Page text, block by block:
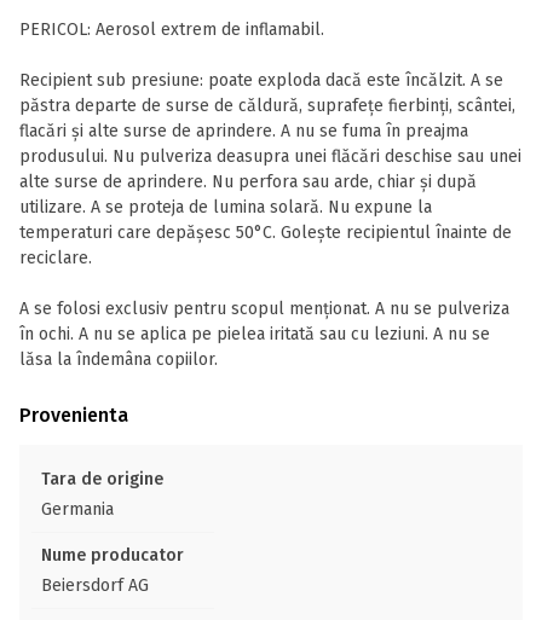
PERICOL: Aerosol extrem de inflamabil.
Recipient sub presiune: poate exploda dacă este încălzit. A se
păstra departe de surse de căldură, suprafețe fierbinți, scântei,
flacări și alte surse de aprindere. A nu se fuma în preajma
produsului. Nu pulveriza deasupra unei flăcări deschise sau unei
alte surse de aprindere. Nu perfora sau arde, chiar și după
utilizare. A se proteja de lumina solară. Nu expune la
temperaturi care depășesc 50°C. Golește recipientul înainte de
reciclare.
A se folosi exclusiv pentru scopul menționat. A nu se pulveriza
în ochi. A nu se aplica pe pielea iritată sau cu leziuni. A nu se
lăsa la îndemâna copiilor.
Provenienta
Tara de origine
Germania
Nume producator
Beiersdorf AG